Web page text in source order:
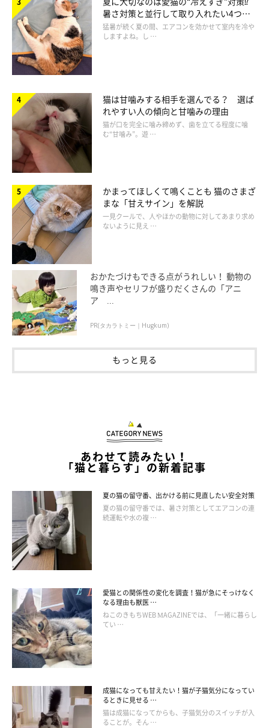
ねこのきもち投稿写真ギャラリー
猫の生後2年は、人にたとえると24歳くらいといわれ、それから
～5才までは、年1回
子猫～成猫期。先天性の病気や若い猫に多い尿石症などに気付くこ
とも
6～10才までは、年1回以上
シニア猫期の入り口。腫瘍や歯周病などの発生が認められることも
11才～は、年2回以上
す
「ねこのきもち」2016年10月号『全国のオーバー還暦猫が大集合！
リアルライフからわかったご長寿術』より作成
暑さ対策と並行して取り入れたい4つの
工夫
猛暑が続く夏の間、エアコンを効かせて室内を冷や
しますよね。し …
猫は甘噛みする相手を選んでる？ 選ば
れやすい人の傾向と甘噛みの理由
猫が口を完全に噛み締めず、歯を立てる程度に噛
む“甘噛み”。遊 …
かまってほしくて鳴くことも 猫のさまざ
まな「甘えサイン」を解説
一見クールで、人やほかの動物に対してあまり求め
ないように見え …
おかたづけもできる点がうれしい！ 動物の
鳴き声やセリフが盛りだくさんの「アニ
ア ...
PR(タカラトミー｜Hugkum)
もっと見る
あわせて読みたい！
「猫と暮らす」の新着記事
夏の猫の留守番、出かける前に見直したい安全対策
夏の猫の留守番では、暑さ対策としてエアコンの連
続運転や水の複 …
愛猫との関係性の変化を調査！猫が急にそっけなく
なる理由も獣医 …
ねこのきもちWEB MAGAZINEでは、「一緒に暮らし
てい …
成猫になっても甘えたい！猫が子猫気分になってい
るときに見せる …
猫は成猫になってからも、子猫気分のスイッチが入
ることが。そん …